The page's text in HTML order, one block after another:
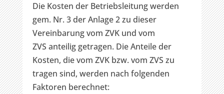
Die Kosten der Betriebsleitung werden
gem. Nr. 3 der Anlage 2 zu dieser
Vereinbarung vom ZVK und vom
ZVS anteilig getragen. Die Anteile der
Kosten, die vom ZVK bzw. vom ZVS zu
tragen sind, werden nach folgenden
Faktoren berechnet: